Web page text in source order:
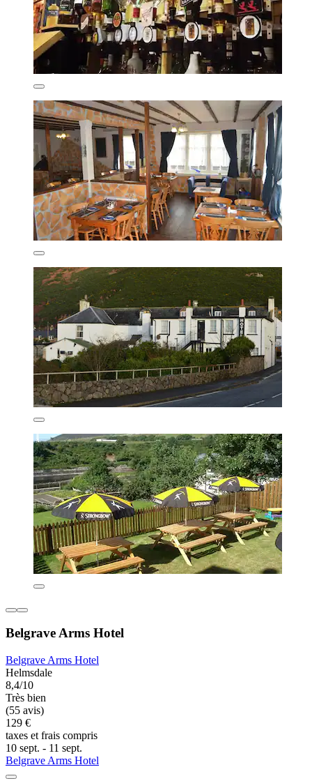
Belgrave Arms Hotel
Belgrave Arms Hotel
Helmsdale
8,4/10
Très bien
(55 avis)
129 €
taxes et frais compris
10 sept. - 11 sept.
Belgrave Arms Hotel